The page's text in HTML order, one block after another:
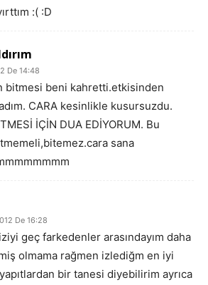
:( :D
De 14:48
bitmesi beni kahretti.etkisinden
CARA kesinlikle kusursuzdu.
İÇİN DUA EDİYORUM. Bu
sana
De 16:28
geç farkedenler arasındayım daha
olmama rağmen izlediğm en iyi
bir tanesi diyebilirim ayrıca